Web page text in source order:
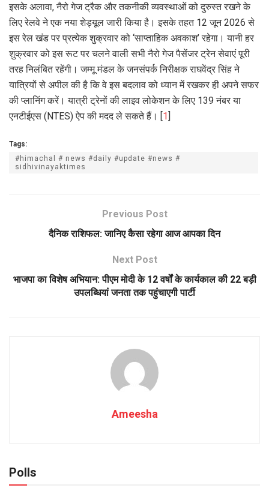
इसके अलावा, नैरो गेज ट्रैक और तकनीकी व्यवस्थाओं को दुरुस्त रखने के
लिए रेलवे ने एक नया शेड्यूल जारी किया है। इसके तहत 12 जून 2026 से
इस रेल खंड पर प्रत्येक शुक्रवार को ‘साप्ताहिक अवकाश’ रहेगा। यानी हर
शुक्रवार को इस रूट पर चलने वाली सभी नैरो गेज पैसेंजर ट्रेन सेवाएं पूरी
तरह निलंबित रहेंगी। जम्मू मंडल के जनसंपर्क निरीक्षक राघवेंद्र सिंह ने
यात्रियों से अपील की है कि वे इस बदलाव को ध्यान में रखकर ही अपने सफर
की प्लानिंग करें। यात्री ट्रेनों की लाइव लोकेशन के लिए 139 नंबर या
एनटीईएस (NTES) ऐप की मदद ले सकते हैं। [1]
Tags:
#himachal # news #daily #update #news #
sidhivinayaktimes
Previous Post
दैनिक राशिफल: जानिए कैसा रहेगा आज आपका दिन
Next Post
भाजपा का विशेष अभियान: पीएम मोदी के 12 वर्षों के कार्यकाल की 22 बड़ी
उपलब्धियां जनता तक पहुंचाएगी पार्टी
Ameesha
Polls